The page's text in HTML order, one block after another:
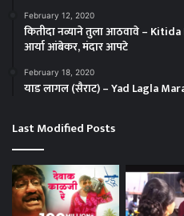
February 12, 2020
कितीदा नव्याने तुला आठवावे –
आर्या आंबेकर, मंदार आपटे
February 18, 2020
याड लागल (सैराट) – Yad Lagla
Last Modified Posts